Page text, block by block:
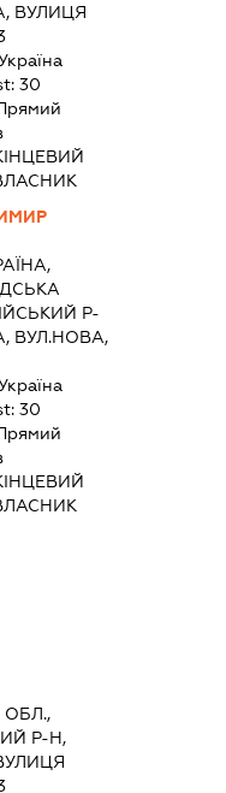
ВУЛИЦЯ
30
Р-
ВУЛ.НОВА,
30
ОБЛ.,
Р-Н,